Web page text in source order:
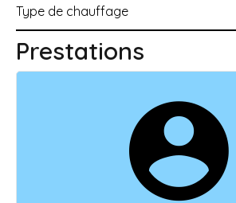
Type de chauffage
Prestations